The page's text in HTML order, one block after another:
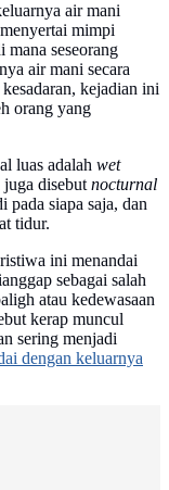
air mani
mimpi
seseorang
air mani secara
kejadian ini
orang yang
luas adalah wet
disebut nocturnal
pada siapa saja, dan
tidur.
ini menandai
sebagai salah
atau kedewasaan
kerap muncul
sering menjadi
dengan keluarnya